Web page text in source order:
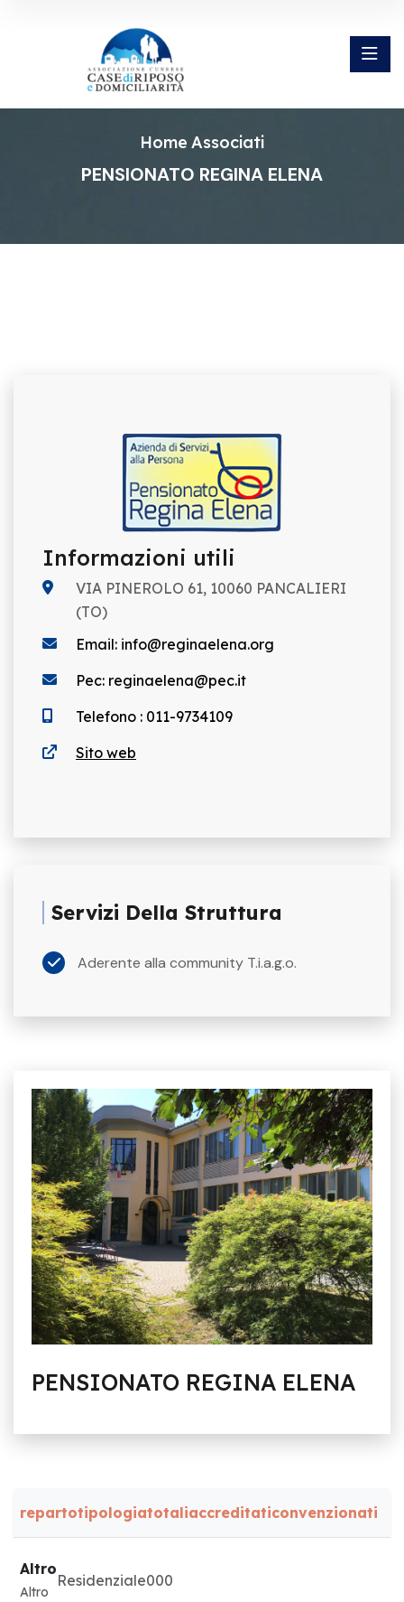
Home Associati
PENSIONATO REGINA ELENA
Informazioni utili
VIA PINEROLO 61, 10060 PANCALIERI
(TO)
Email: info@reginaelena.org
Pec: reginaelena@pec.it
Telefono : 011-9734109
Sito web
Servizi Della Struttura
Aderente alla community T.i.a.g.o.
PENSIONATO REGINA ELENA
repartotipologiatotaliaccreditaticonvenzionati
Altro
Altro
Residenziale000